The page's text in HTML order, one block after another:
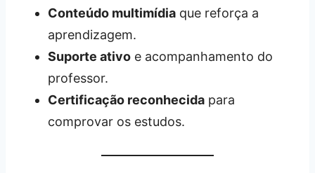
Conteúdo multimídia que reforça a
aprendizagem.
Suporte ativo e acompanhamento do
professor.
Certificação reconhecida para
comprovar os estudos.